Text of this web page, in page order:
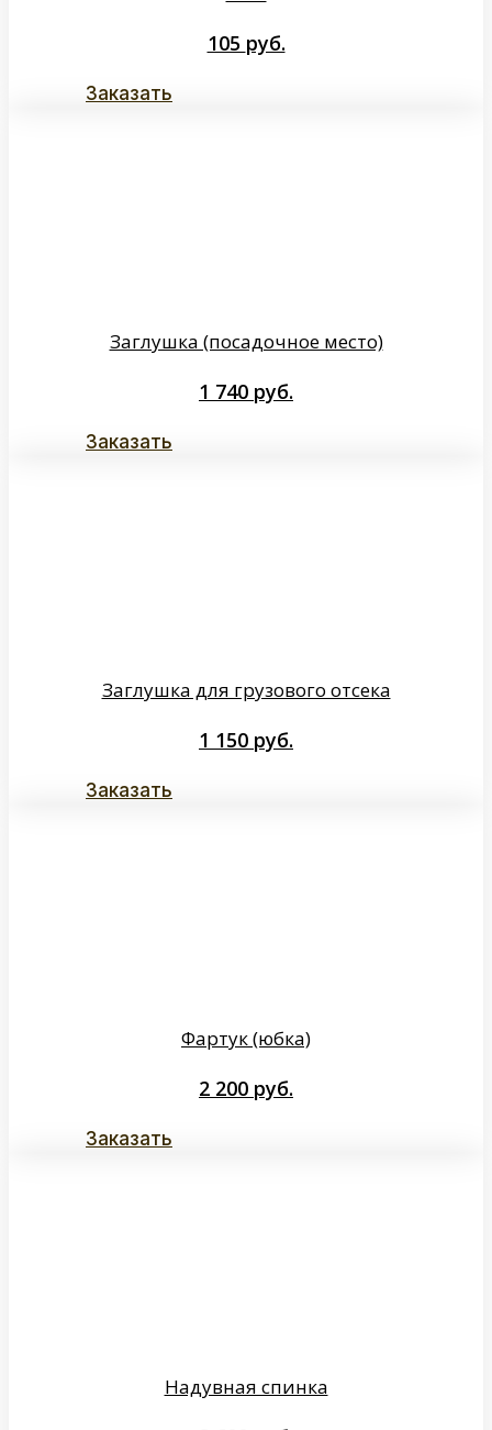
105 руб.
Заказать
Заглушка (посадочное место)
1 740 руб.
Заказать
Заглушка для грузового отсека
1 150 руб.
Заказать
Фартук (юбка)
2 200 руб.
Заказать
Надувная спинка